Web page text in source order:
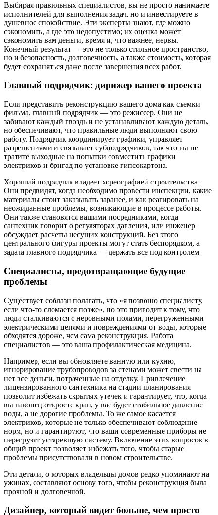
Выбирая правильных специалистов, вы не просто нанимаете
исполнителей для выполнения задач, но и инвестируете в
душевное спокойствие. Эти эксперты знают, где можно
сэкономить, а где это недопустимо; их оценка может
сэкономить вам деньги, время и, что важнее, нервы.
Конечный результат — это не только стильное пространство,
но и безопасность, долговечность, а также стоимость, которая
будет сохраняться даже после завершения всех работ.
Главный подрядчик: дирижер вашего проекта
Если представить реконструкцию вашего дома как съемки
фильма, главный подрядчик — это режиссер. Они не
забивают каждый гвоздь и не устанавливают каждую деталь,
но обеспечивают, что правильные люди выполняют свою
работу. Подрядчик координирует графики, управляет
разрешениями и связывает субподрядчиков, так что вы не
тратите выходные на попытки совместить графики
электриков и бригад по установке гипсокартона.
Хороший подрядчик владеет хореографией строительства.
Они предвидят, когда необходимо провести инспекции, какие
материалы стоит заказывать заранее, и как реагировать на
неожиданные проблемы, возникающие в процессе работы.
Они также становятся вашими посредниками, когда
сантехник говорит о регуляторах давления, или инженер
обсуждает расчеты несущих конструкций. Без этого
центрального фигуры проекты могут стать беспорядком, а
задача главного подрядчика — держать все под контролем.
Специалисты, предотвращающие будущие
проблемы
Существует соблазн полагать, что «я позвоню специалисту,
если что-то сломается позже», но это приводит к тому, что
люди сталкиваются с неровными полами, перегруженными
электрическими цепями и повреждениями от воды, которые
обходятся дороже, чем сама реконструкция. Работа
специалистов — это ваша профилактическая медицина.
Например, если вы обновляете ванную или кухню,
игнорирование трубопроводов за стенами может свести на
нет все деньги, потраченные на отделку. Привлечение
лицензированного сантехника на стадии планирования
позволит избежать скрытых утечек и гарантирует, что, когда
вы наконец откроете кран, у вас будет стабильное давление
воды, а не дорогие проблемы. То же самое касается
электриков, которые не только обеспечивают соблюдение
норм, но и гарантируют, что ваши современные приборы не
перегрузят устаревшую систему. Включение этих вопросов в
общий проект позволяет избежать того, чтобы старые
проблемы присутствовали в новом строительстве.
Эти детали, о которых владельцы домов редко упоминают на
ужинах, составляют основу того, чтобы реконструкция была
прочной и долговечной.
Дизайнер, который видит больше, чем просто